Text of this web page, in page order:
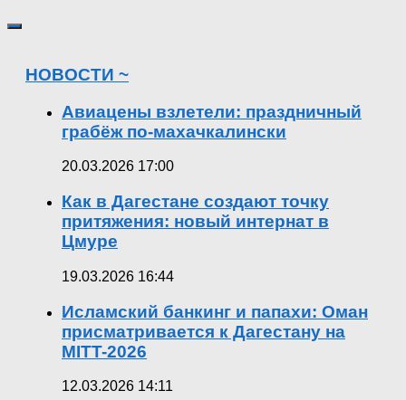
НОВОСТИ ~
Авиацены взлетели: праздничный
грабёж по-махачкалински
20.03.2026 17:00
Как в Дагестане создают точку
притяжения: новый интернат в
Цмуре
19.03.2026 16:44
Исламский банкинг и папахи: Оман
присматривается к Дагестану на
MITT-2026
12.03.2026 14:11